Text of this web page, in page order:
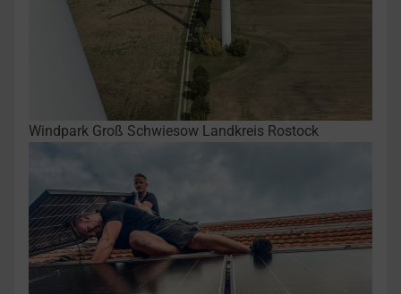
Windpark Groß Schwiesow Landkreis Rostock